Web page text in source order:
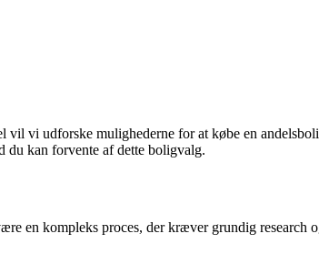
vi udforske mulighederne for at købe en
du kan forvente af dette boligvalg.
en kompleks proces, der kræver grundig research